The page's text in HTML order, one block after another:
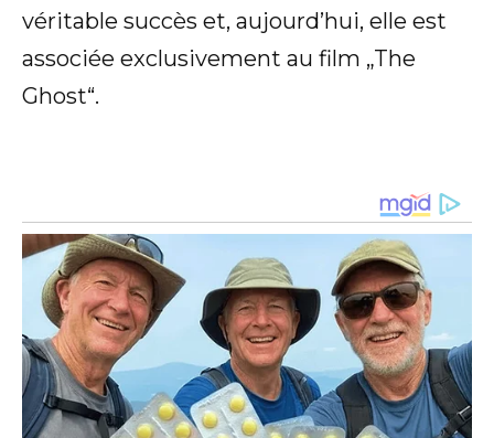
véritable succès et, aujourd’hui, elle est
associée exclusivement au film „The
Ghost“.